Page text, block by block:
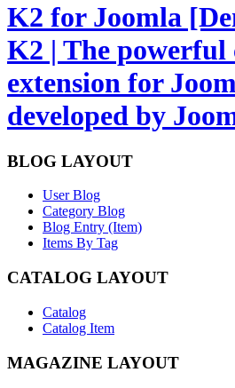
K2 for Joomla
K2 | The powerful
extension for
developed by
BLOG LAYOUT
User Blog
Category Blog
Blog Entry (Item)
Items By Tag
CATALOG LAYOUT
Catalog
Catalog Item
MAGAZINE LAYOUT